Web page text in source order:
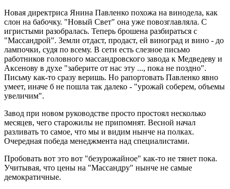
Новая директриса Янина Павленко похожа на винодела, как
слон на бабочку. "Новый Свет" она уже повозглавляла. С
игристыми разобралась. Теперь брошена разбираться с
"Массандрой". Земли отдаст, продаст, ей виноград и вино - до
лампочки, судя по всему. В сети есть слезное письмо
работников головного массандровского завода к Медведеву и
Аксенову в духе "заберите от нас эту ..., пока не поздно".
Письму как-то сразу веришь. Но рапортовать Павленко явно
умеет, иначе б не пошла так далеко - "урожай соберем, объемы
увеличим".
Завод при новом руководстве просто простоял несколько
месяцев, чего старожилы не припомнят. Весной начал
разливать то самое, что мы и видим нынче на полках.
Очередная победа менеджмента над специалистами.
Пробовать вот это вот "безурожайное" как-то не тянет пока.
Учитывая, что цены на "Массандру" нынче не самые
демократичные.